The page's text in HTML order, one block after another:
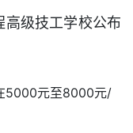
高级技工学校公布
5000元至8000元/